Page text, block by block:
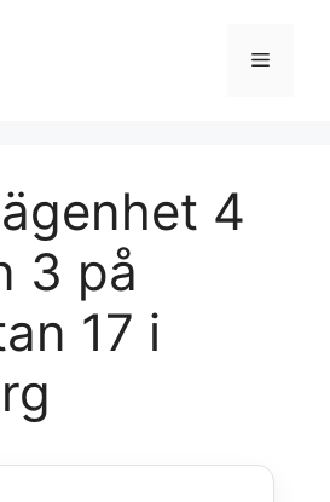
Meny
4
3 på
17 i